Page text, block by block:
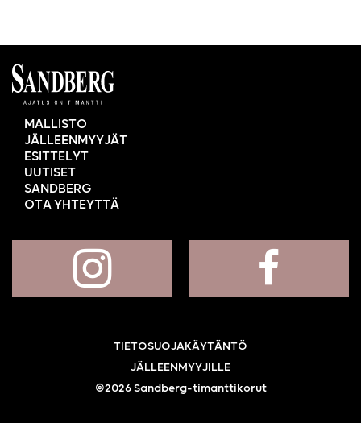
MALLISTO
JÄLLEENMYYJÄT
ESITTELYT
UUTISET
SANDBERG
OTA YHTEYTTÄ
TIETOSUOJAKÄYTÄNTÖ
JÄLLEENMYYJILLE
©2026 Sandberg-timanttikorut